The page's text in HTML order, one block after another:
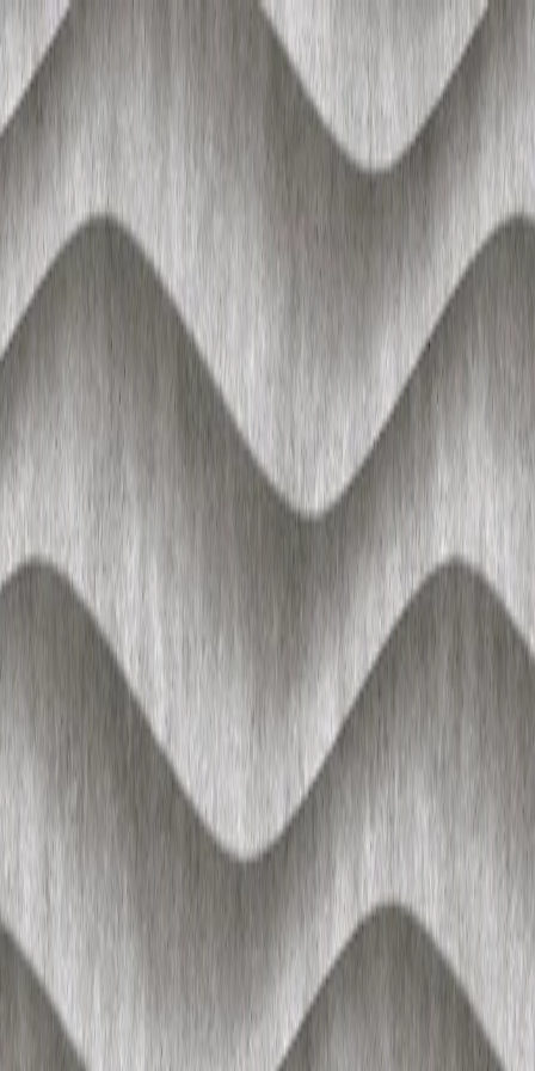
推荐
AI创作
关于我们
知末协议
品牌来源
关于我们
联系我们
加入我们
下载问题
提现收益
帮助中心
本网站内容由用户自行上传，如权利人发现存在误传其
他作品情形，请及时与本站联系。